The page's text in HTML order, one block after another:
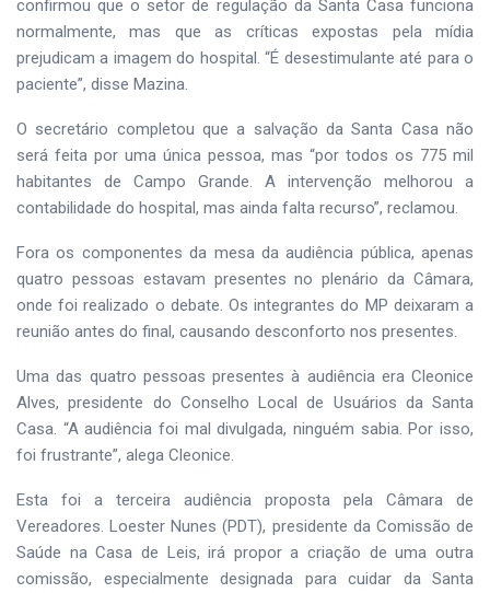
confirmou que o setor de regulação da Santa Casa funciona
normalmente, mas que as críticas expostas pela mídia
prejudicam a imagem do hospital. “É desestimulante até para o
paciente”, disse Mazina.
O secretário completou que a salvação da Santa Casa não
será feita por uma única pessoa, mas “por todos os 775 mil
habitantes de Campo Grande. A intervenção melhorou a
contabilidade do hospital, mas ainda falta recurso”, reclamou.
Fora os componentes da mesa da audiência pública, apenas
quatro pessoas estavam presentes no plenário da Câmara,
onde foi realizado o debate. Os integrantes do MP deixaram a
reunião antes do final, causando desconforto nos presentes.
Uma das quatro pessoas presentes à audiência era Cleonice
Alves, presidente do Conselho Local de Usuários da Santa
Casa. “A audiência foi mal divulgada, ninguém sabia. Por isso,
foi frustrante”, alega Cleonice.
Esta foi a terceira audiência proposta pela Câmara de
Vereadores. Loester Nunes (PDT), presidente da Comissão de
Saúde na Casa de Leis, irá propor a criação de uma outra
comissão, especialmente designada para cuidar da Santa